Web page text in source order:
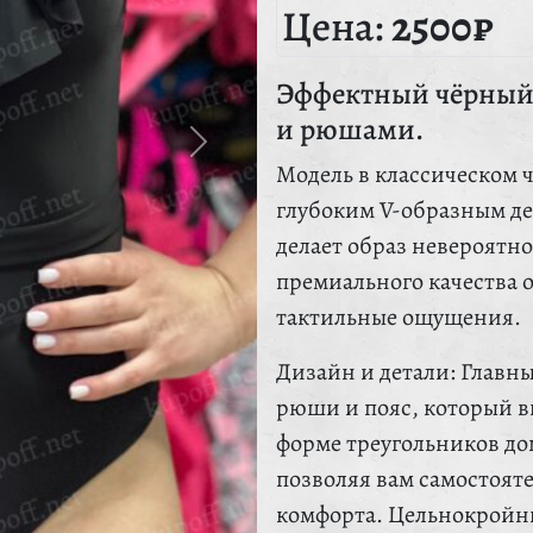
Цена:2500₽
Эффектный
и рюшами.
Модель в классическом
глубоким V-образным
делает образ
премиального
тактильные ощущения.
Дизайн и детали:
рюши и пояс, который
форме треугольников
позволяя вам
комфорта.